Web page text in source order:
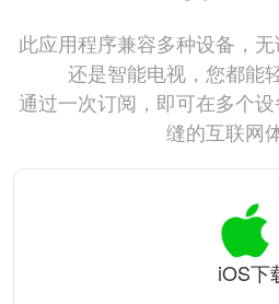
此应用程序兼容多种设备，
还是智能电视，您都能
通过一次订阅，即可在多个
缝的互联网
iOS下